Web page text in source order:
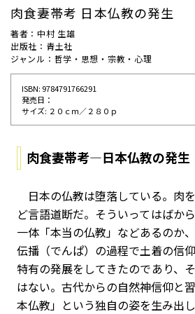
肉食妻帯考 日本仏教の発生
著者：中村 生雄
出版社：青土社
ジャンル：哲学・思想・宗教・心理
ISBN: 9784791766291
発売⽇：
サイズ: ２０ｃｍ／２８０ｐ
肉食妻帯考―日本仏教の発
日本の仏教は堕落している。肉
ど言語道断だ。そういってはばか
一体「本当の仏教」などあるのか
伝播（でんぱ）の過程で土着の信
特有の発展をしてきたのであり、
はない。古代からの自然神信仰と
本仏教」という独自の姿を生み出し